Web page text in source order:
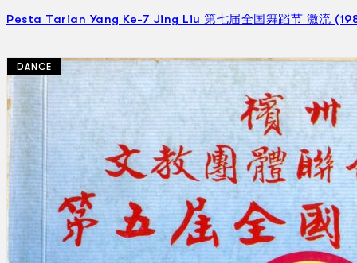
Pesta Tarian Yang Ke-7 Jing Liu 第七届全国舞蹈节 激流
DANCE